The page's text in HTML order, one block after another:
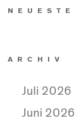
ARCHIV
Juli 2026
Juni 2026